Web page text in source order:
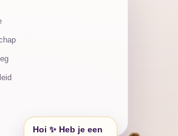
Hoi ✨ Heb je een